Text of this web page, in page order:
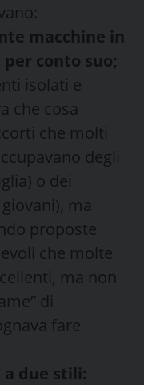
macchine in
conto suo;
isolati e
che cosa
che molti
degli
o dei
ma
proposte
che molte
ma non
di
fare
due stili: